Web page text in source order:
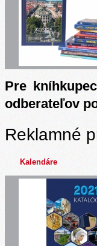
Pre
odberateľov
Reklamné
Kalendáre